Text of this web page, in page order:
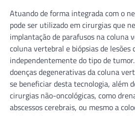
Atuando de forma integrada com o
pode ser utilizado em cirurgias que
implantação de parafusos na coluna
coluna vertebral e biópsias de lesões
independentemente do tipo de
doenças degenerativas da coluna
se beneficiar desta tecnologia, além
cirurgias não-oncológicas, como
abscessos cerebrais, ou mesmo a